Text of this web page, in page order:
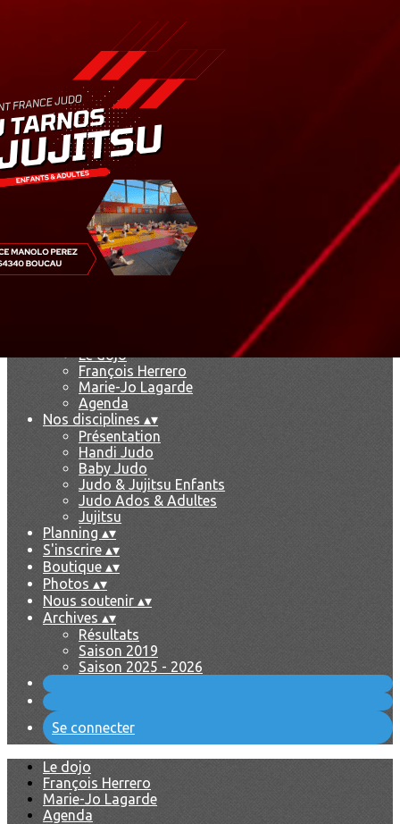
Exporter toutes les colonnes
Exporter uniquement les colonnes affichées
>
Résultats
Saison 2019
Saison 2025 - 2026
Ajoutez un logo, un bouton, des réseaux sociaux
Cliquez pour éditer
Le dojo
François Herrero
Marie-Jo Lagarde
Agenda
Nos disciplines ▴▾
Présentation
Handi Judo
Baby Judo
Judo & Jujitsu Enfants
Judo Ados & Adultes
Jujitsu
Planning ▴▾
S'inscrire ▴▾
Boutique ▴▾
Photos ▴▾
Nous soutenir ▴▾
Archives ▴▾
Résultats
Saison 2019
Saison 2025 - 2026
Se connecter
Le dojo
François Herrero
Marie-Jo Lagarde
Agenda